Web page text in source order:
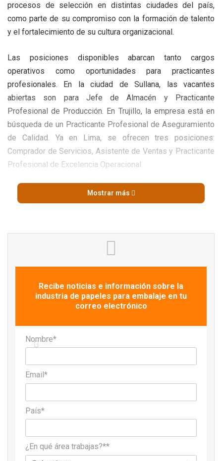
procesos de selección en distintas ciudades del país,
como parte de su compromiso con la formación de talento
y el fortalecimiento de su cultura organizacional.
Las posiciones disponibles abarcan tanto cargos
operativos como oportunidades para practicantes
profesionales. En la ciudad de Sullana, las vacantes
abiertas son para Jefe de Almacén y Practicante
Profesional de Producción. En Trujillo, la empresa está en
búsqueda de un Practicante Profesional de Aseguramiento
de Calidad. Ya en Lima, se ofrecen tres posiciones:
Comprador de Servicios, Asistente de Ventas y Practicante
Profesional de Excelencia Operacional.
Los interesados pueden conocer más detalles y postular a
través de los enlaces disponibles en lasplataformas
Mostrar más
Recibe noticias e información sobre la
industria de papeles para embalaje en tu
correo electrónico
Nombre*
Email*
País*
¿En qué área trabajas?**